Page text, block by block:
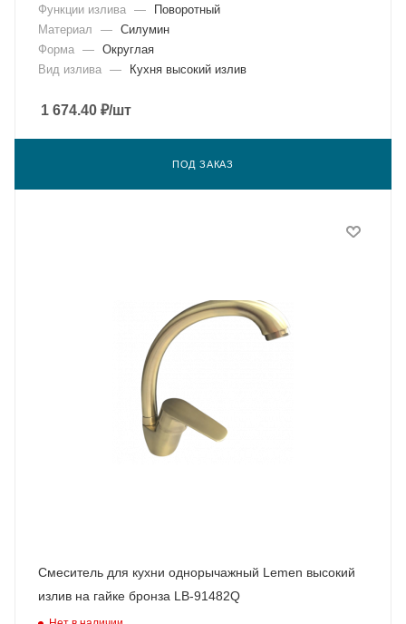
Функции излива —
Поворотный
Материал
— Силумин
Форма — Округлая
Вид излива — Кухня высокий излив
1 674.40 ₽/шт
ПОД ЗАКАЗ
Смеситель для кухни однорычажный Lemen высокий
излив на гайке бронза LB-91482Q